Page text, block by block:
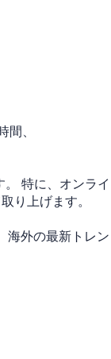
間、
特に、オンラ
り上げます。
海外の最新トレン